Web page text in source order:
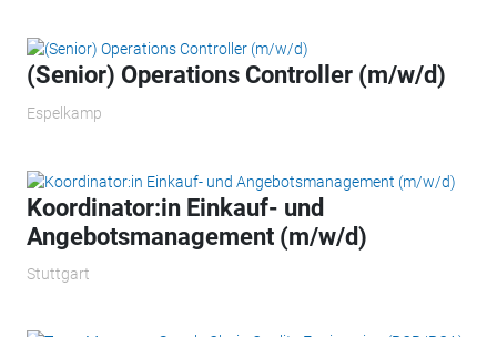
(Senior) Operations Controller (m/w/d)
Espelkamp
Koordinator:in Einkauf- und
Angebotsmanagement (m/w/d)
Stuttgart